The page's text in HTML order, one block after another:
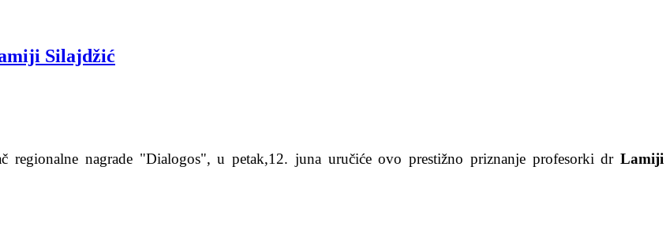
Silajdžić
regionalne nagrade "Dialogos", u petak,12. juna uručiće ovo prestižno priznanje profesorki dr Lamiji